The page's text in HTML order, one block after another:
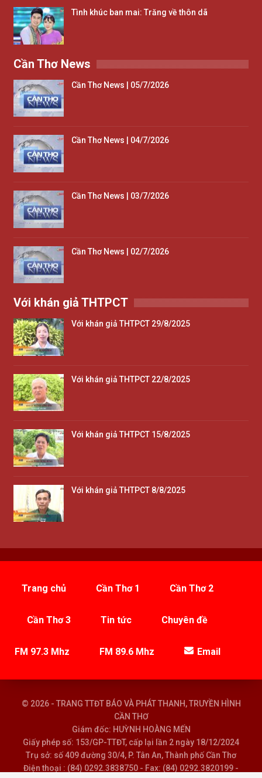
Tình khúc ban mai: Trăng về thôn dã
Cần Thơ News
Cần Thơ News | 05/7/2026
Cần Thơ News | 04/7/2026
Cần Thơ News | 03/7/2026
Cần Thơ News | 02/7/2026
Với khán giả THTPCT
Với khán giả THTPCT 29/8/2025
Với khán giả THTPCT 22/8/2025
Với khán giả THTPCT 15/8/2025
Với khán giả THTPCT 8/8/2025
Trang chủ Cần Thơ 1 Cần Thơ 2
Cần Thơ 3 Tin tức Chuyên đề
FM 97.3 Mhz FM 89.6 Mhz Email
© 2026 - TRANG TTĐT BÁO VÀ PHÁT THANH, TRUYỀN HÌNH
CẦN THƠ
Giám đốc: HUỲNH HOÀNG MẾN
Giấy phép số: 153/GP-TTĐT, cấp lại lần 2 ngày 18/12/2024
Trụ sở: số 409 đường 30/4, P. Tân An, Thành phố Cần Thơ
Điện thoại : (84) 0292.3838750 - Fax: (84) 0292.3820199 -